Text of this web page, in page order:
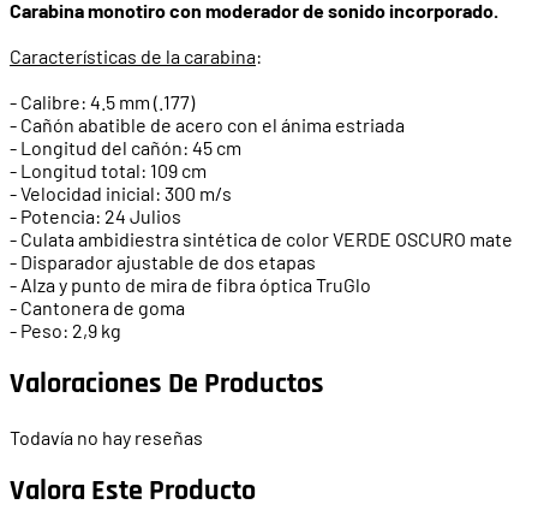
Carabina monotiro con moderador de sonido incorporado.
Características de la carabina:
- Calibre: 4.5 mm (.177)
- Cañón abatible de acero con el ánima estriada
- Longitud del cañón: 45 cm
- Longitud total: 109 cm
- Velocidad inicial: 300 m/s
- Potencia: 24 Julios
- Culata ambidiestra sintética de color VERDE OSCURO mate
- Disparador ajustable de dos etapas
- Alza y punto de mira de fibra óptica TruGlo
- Cantonera de goma
- Peso: 2,9 kg
Valoraciones De Productos
Todavía no hay reseñas
Valora Este Producto